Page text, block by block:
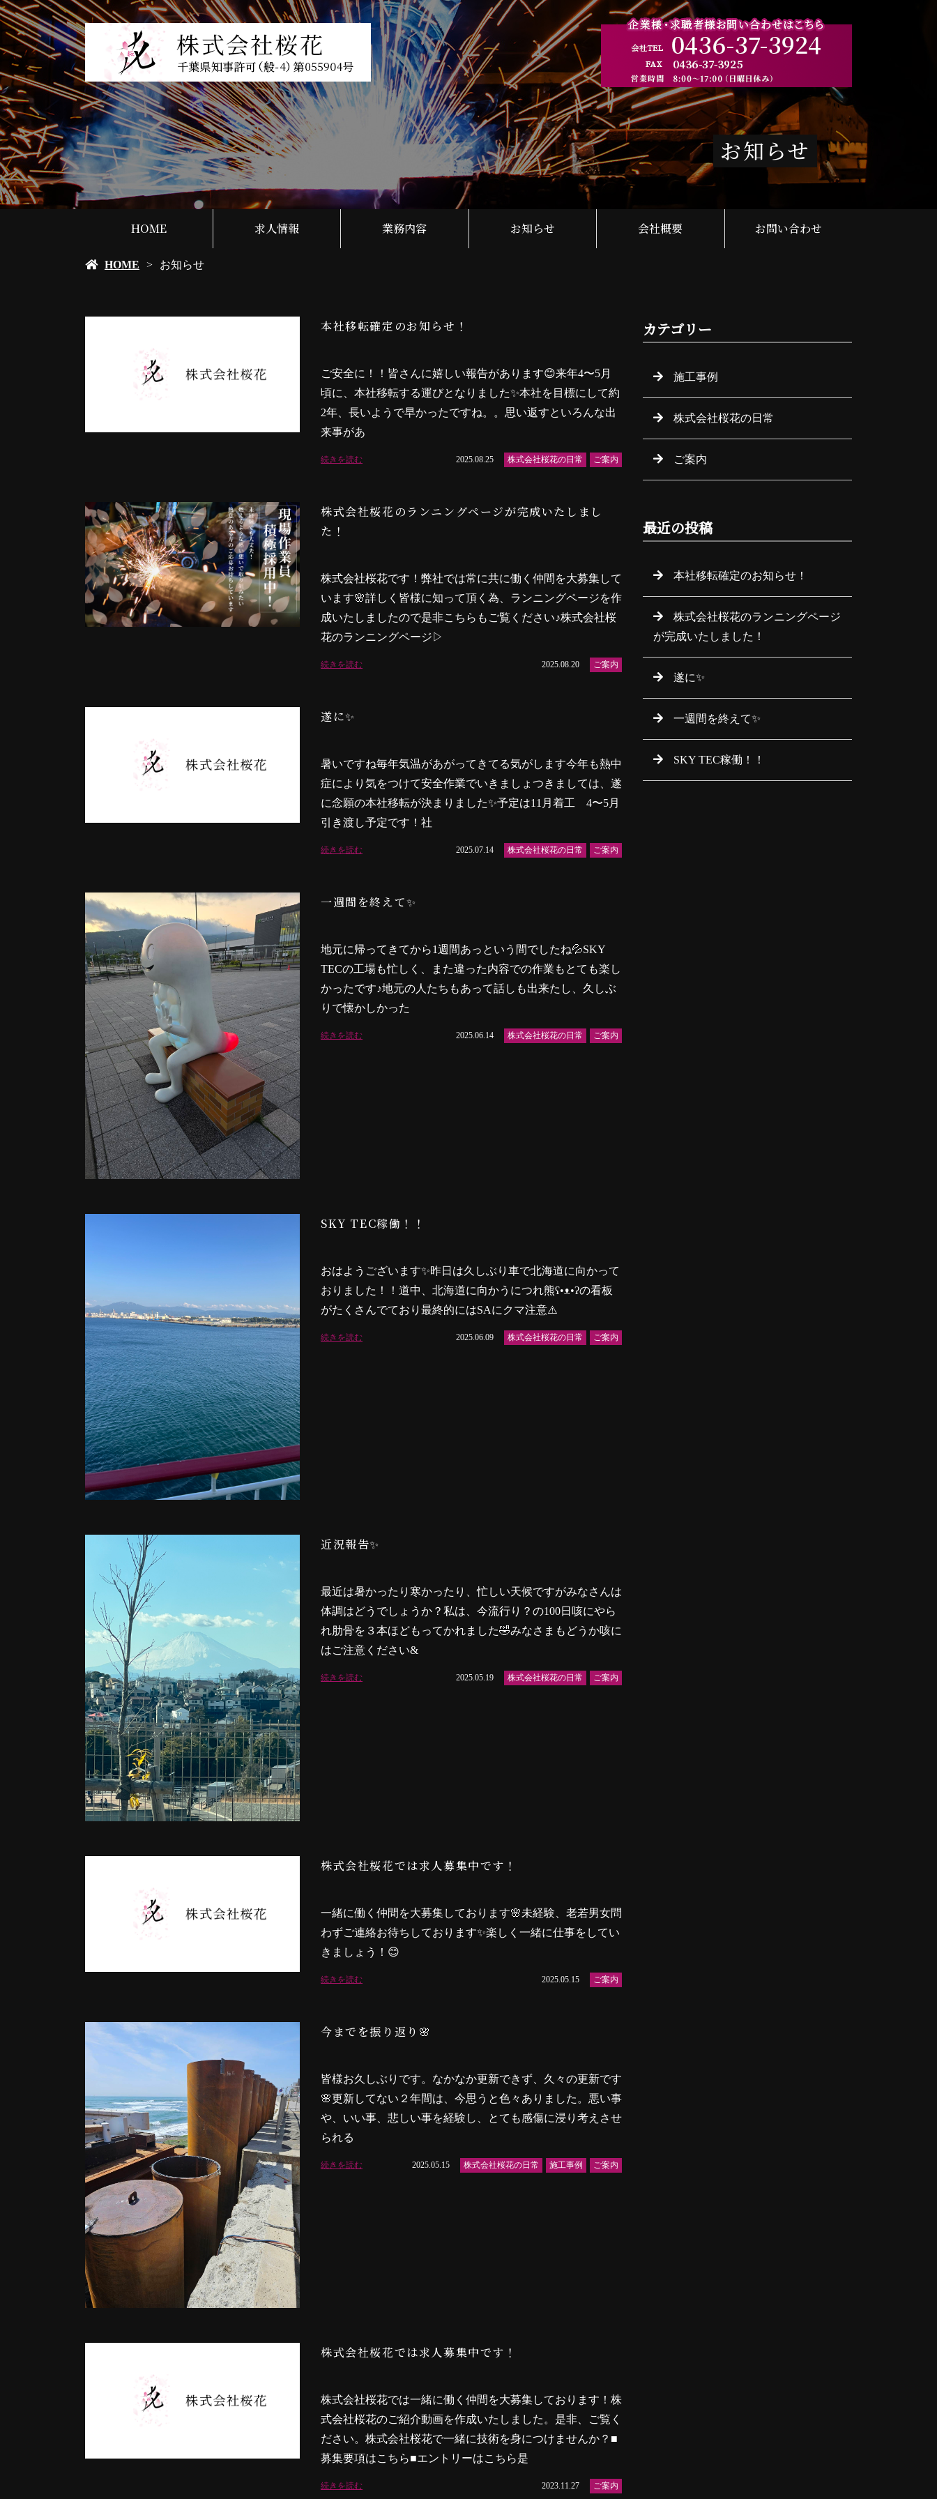
お知らせ
HOME 求人情報 業務内容 お知らせ 会社概要 お問い合わせ
HOME お知らせ
本社移転確定のお知らせ！
ご安全に！！皆さんに嬉しい報告があります😊来年4〜5月
頃に、本社移転する運びとなりました✨本社を目標にして約
2年、長いようで早かったですね。。思い返すといろんな出
来事があ
続きを読む 2025.08.25 株式会社桜花の日常 ご案内
株式会社桜花のランニングページが完成いたしまし
た！
株式会社桜花です！弊社では常に共に働く仲間を大募集して
います🌸詳しく皆様に知って頂く為、ランニングページを作
成いたしましたので是非こちらもご覧ください♪株式会社桜
花のランニングページ▷
続きを読む 2025.08.20 ご案内
遂に✨
暑いですね毎年気温があがってきてる気がします今年も熱中
症により気をつけて安全作業でいきましょつきましては、遂
に念願の本社移転が決まりました✨予定は11月着工 4〜5月
引き渡し予定です！社
続きを読む 2025.07.14 株式会社桜花の日常 ご案内
一週間を終えて✨
地元に帰ってきてから1週間あっという間でしたね💦SKY
TECの工場も忙しく、また違った内容での作業もとても楽し
かったです♪地元の人たちもあって話しも出来たし、久しぶ
りで懐かしかった
続きを読む 2025.06.14 株式会社桜花の日常 ご案内
SKY TEC稼働！！
おはようございます✨昨日は久しぶり車で北海道に向かって
おりました！！道中、北海道に向かうにつれ熊ʕ•ᴥ•ʔの看板
がたくさんでており最終的にはSAにクマ注意⚠️
続きを読む 2025.06.09 株式会社桜花の日常 ご案内
近況報告✨
最近は暑かったり寒かったり、忙しい天候ですがみなさんは
体調はどうでしょうか？私は、今流行り？の100日咳にやら
れ肋骨を３本ほどもってかれました🤣みなさまもどうか咳に
はご注意ください&
続きを読む 2025.05.19 株式会社桜花の日常 ご案内
株式会社桜花では求人募集中です！
一緒に働く仲間を大募集しております🌸未経験、老若男女問
わずご連絡お待ちしております✨楽しく一緒に仕事をしてい
きましょう！😊
続きを読む 2025.05.15 ご案内
今までを振り返り🌸
皆様お久しぶりです。なかなか更新できず、久々の更新です
🌸更新してない２年間は、今思うと色々ありました。悪い事
や、いい事、悲しい事を経験し、とても感傷に浸り考えさせ
られる
続きを読む 2025.05.15 株式会社桜花の日常 施工事例 ご案内
株式会社桜花では求人募集中です！
株式会社桜花では一緒に働く仲間を大募集しております！株
式会社桜花のご紹介動画を作成いたしました。是非、ご覧く
ださい。株式会社桜花で一緒に技術を身につけませんか？■
募集要項はこちら■エントリーはこちら是
続きを読む 2023.11.27 ご案内
カテゴリー
施工事例
株式会社桜花の日常
ご案内
最近の投稿
本社移転確定のお知らせ！
株式会社桜花のランニングページ
が完成いたしました！
遂に✨
一週間を終えて✨
SKY TEC稼働！！